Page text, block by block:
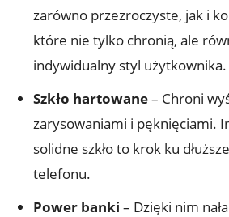
zarówno przezroczyste, jak i
które‌ nie tylko chronią, ale
indywidualny styl użytkownika.
Szkło⁢ hartowane– Chroni
zarysowaniami‌ i pęknięciami.
solidne szkło ⁣to‌ krok ‌ku
telefonu.
Power banki – Dzięki nim